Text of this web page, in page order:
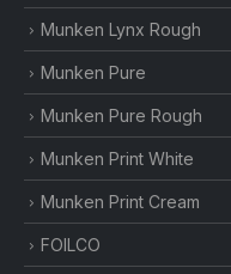
Munken Lynx Rough
Munken Pure
Munken Pure Rough
Munken Print White
Munken Print Cream
FOILCO